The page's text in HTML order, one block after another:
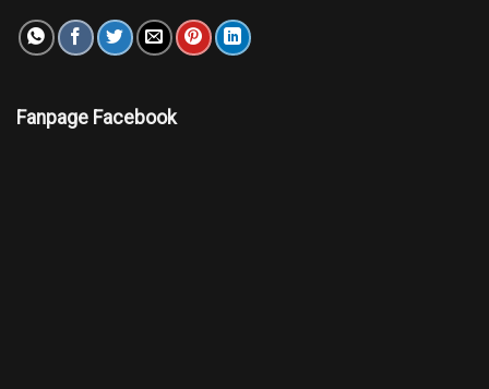
Fanpage Facebook